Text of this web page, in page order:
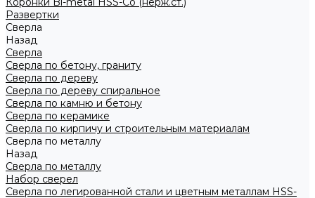
Развертки
Сверла
Назад
Сверла
Сверла по бетону, граниту
Сверла по дереву
Сверла по дереву спиральное
Сверла по камню и бетону
Сверла по керамике
Сверла по кирпичу и строительным материалам
Сверла по металлу
Назад
Сверла по металлу
Набор сверел
Сверла по легированной стали и цветным металлам HSS-